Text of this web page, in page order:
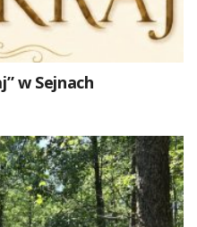
w Sejnach